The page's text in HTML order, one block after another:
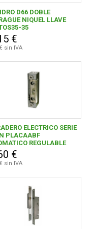
D66 DOBLE
NIQUEL LLAVE
35
€
sin IVA
ELECTRICO SERIE
PLACAABF
REGULABLE
€
sin IVA